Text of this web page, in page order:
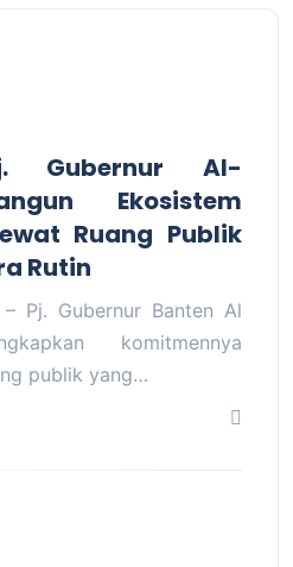
Gubernur Al-
Ekosistem
Ruang Publik
Rutin
– Pj. Gubernur Banten Al
komitmennya
publik yang…